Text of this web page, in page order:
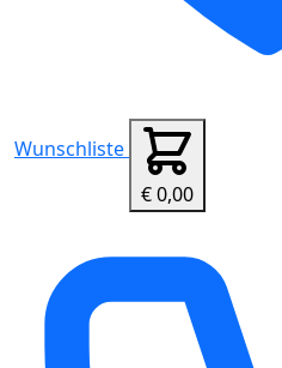
Wunschliste
€ 0,00